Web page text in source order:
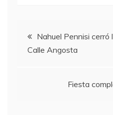
b
o
a
Navegación
de
entradas
Nahuel Pennisi cerró
Calle Angosta
Fiesta